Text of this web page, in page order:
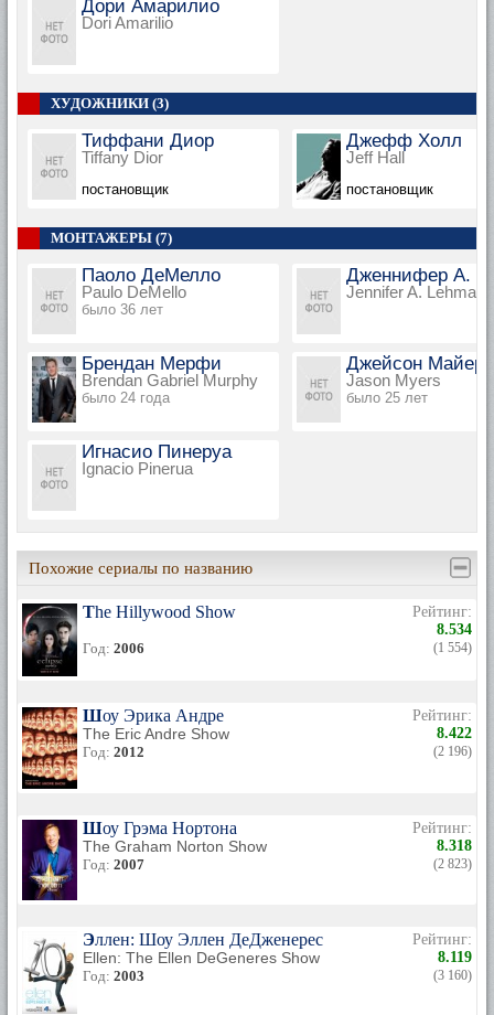
Дори Амарилио
Dori Amarilio
ХУДОЖНИКИ (3)
Тиффани Диор
Tiffany Dior
постановщик
Джефф Холл
Jeff Hall
постановщик
МОНТАЖЕРЫ (7)
Паоло ДеМелло
Paulo DeMello
было 36 лет
Дженнифер А.
Jennifer A. Lehman
Брендан Мерфи
Brendan Gabriel Murphy
было 24 года
Джейсон Майерс
Jason Myers
было 25 лет
Игнасио Пинеруа
Ignacio Pinerua
Похожие сериалы по названию
The Hillywood Show
Год: 2006
Рейтинг:
8.534
(1 554)
Шоу Эрика Андре
The Eric Andre Show
Год: 2012
Рейтинг:
8.422
(2 196)
Шоу Грэма Нортона
The Graham Norton Show
Год: 2007
Рейтинг:
8.318
(2 823)
Эллен: Шоу Эллен ДеДженерес
Ellen: The Ellen DeGeneres Show
Год: 2003
Рейтинг:
8.119
(3 160)